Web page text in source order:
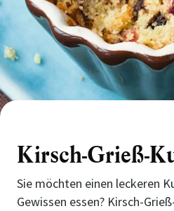
Kirsch-Grieß-
Sie möchten einen leckeren
Gewissen essen? Kirsch-